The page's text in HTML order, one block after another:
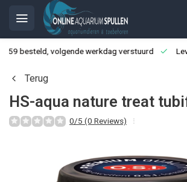
besteld, volgende werkdag verstuurd
Terug
HS-aqua nature treat
0/5 (0 Reviews)